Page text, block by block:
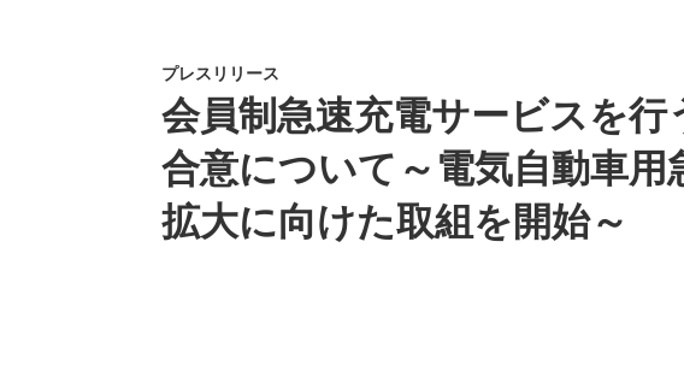
ニュース（新しいウィンドウを開きます）
よくあるご質問・お問い合わせ（新しいウィンドウを開
プレスリリース
会員制急速充電サービスを
合意について～電気自動車
拡大に向けた取組を開始～